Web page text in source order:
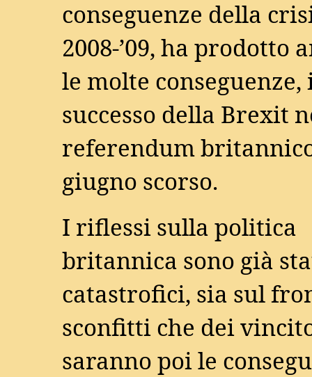
conseguenze della
2008-’09, ha prodotto
le molte conseguenze,
successo della Brexit
referendum
giugno scorso.
I riflessi sulla politica
britannica sono già
catastrofici, sia sul
sconfitti che dei
saranno poi le